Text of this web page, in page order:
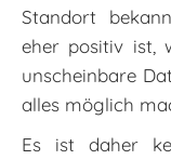
Standort
eher positiv ist,
unscheinbare
alles möglich
Es ist daher